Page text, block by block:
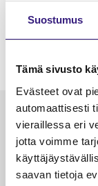
Suostumus
Tämä sivusto
Evästeet ovat
automaattisesti
vieraillessa eri
jotta voimme
saavan tietoja
VEROTUS